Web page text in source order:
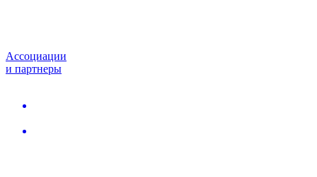
Ассоциации
и партнеры